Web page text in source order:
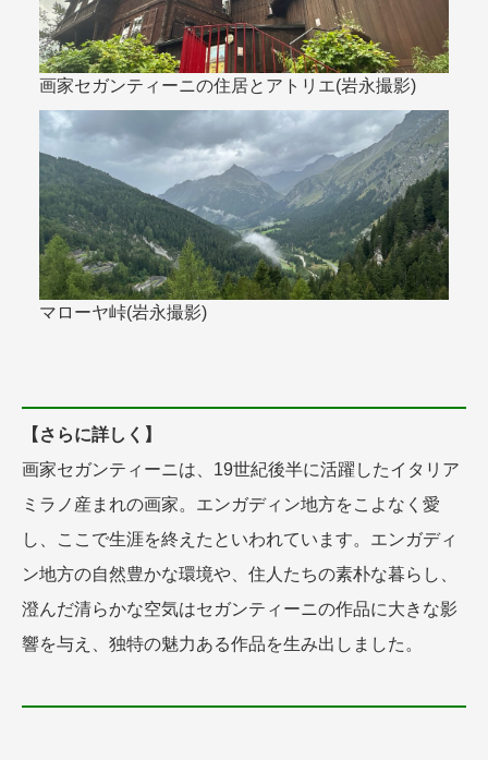
画家セガンティーニの住居とアトリエ(岩永撮影)
マローヤ峠(岩永撮影)
【さらに詳しく】
画家セガンティーニは、19世紀後半に活躍したイタリア
ミラノ産まれの画家。エンガディン地方をこよなく愛
し、ここで生涯を終えたといわれています。エンガディ
ン地方の自然豊かな環境や、住人たちの素朴な暮らし、
澄んだ清らかな空気はセガンティーニの作品に大きな影
響を与え、独特の魅力ある作品を生み出しました。